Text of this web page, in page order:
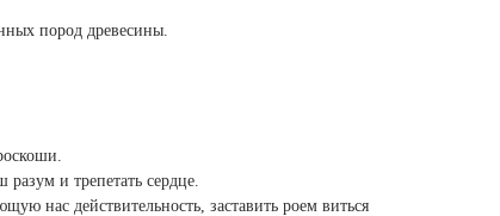
пород древесины.
и трепетать сердце.
нас действительность, заставить роем виться